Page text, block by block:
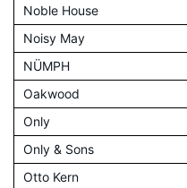
Noble House
Noisy May
NÜMPH
Oakwood
Only
Only & Sons
Otto Kern